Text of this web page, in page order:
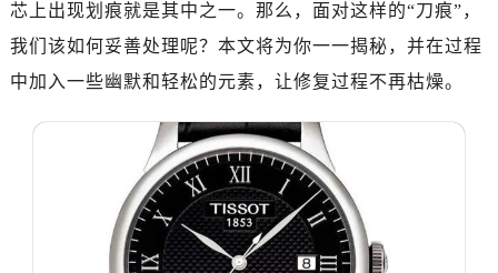
芯上出现划痕就是其中之一。那么，面对这样的“刀痕”，
我们该如何妥善处理呢？本文将为你一一揭秘，并在过程
中加入一些幽默和轻松的元素，让修复过程不再枯燥。